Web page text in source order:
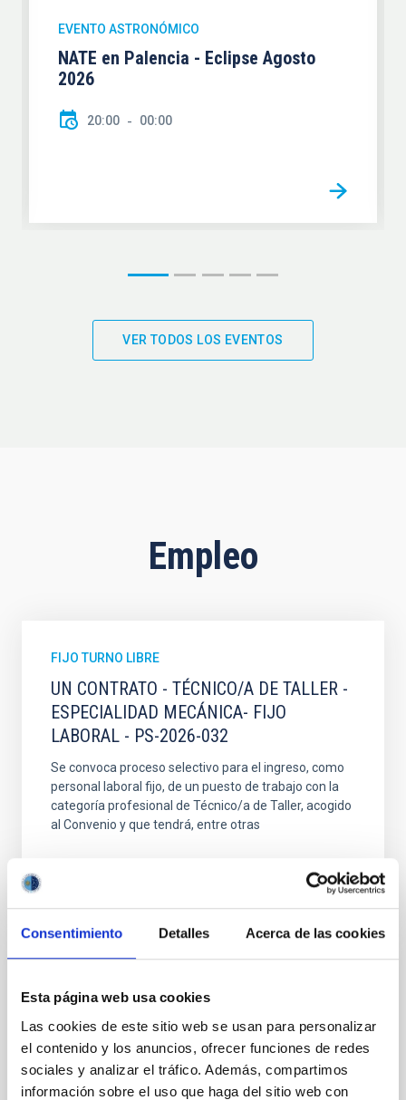
Consentimiento Detalles Acerca de las cookies
Esta página web usa cookies
Las cookies de este sitio web se usan para personalizar
el contenido y los anuncios, ofrecer funciones de redes
sociales y analizar el tráfico. Además, compartimos
información sobre el uso que haga del sitio web con
EVENTO ASTRONÓMICO
NATE en Palencia - Eclipse Agosto
2026
20:00 00:00
VER TODOS LOS EVENTOS
Empleo
FIJO TURNO LIBRE
UN CONTRATO - TÉCNICO/A DE TALLER -
ESPECIALIDAD MECÁNICA- FIJO
LABORAL - PS-2026-032
Se convoca proceso selectivo para el ingreso, como
personal laboral fijo, de un puesto de trabajo con la
categoría profesional de Técnico/a de Taller, acogido
al Convenio y que tendrá, entre otras
MANTENIMIENTO GENERAL
OBSERVATORIOS (ORM-LA PALMA) - FIJO
LABORAL -PS-2026-031